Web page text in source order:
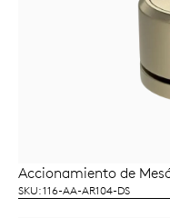
Accionamiento de
SKU: 116-AA-AR104-DS